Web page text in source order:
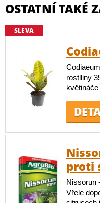
OSTATNÍ TAKÉ
SLEVA
rostlliny
proti
Nissorun
Vřele